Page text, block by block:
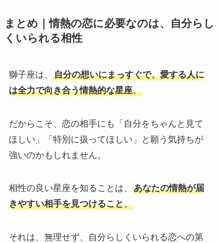
まとめ｜情熱の恋に必要なのは、自分らし
くいられる相性
獅子座は、 自分の想いにまっすぐで、愛する人に
は全力で向き合う情熱的な星座。
だからこそ、恋の相手にも「自分をちゃんと見て
ほしい」「特別に扱ってほしい」と願う気持ちが
強いのかもしれません。
相性の良い星座を知ることは、 あなたの情熱が届
きやすい相手を見つけること。
それは、無理せず、自分らしくいられる恋への第